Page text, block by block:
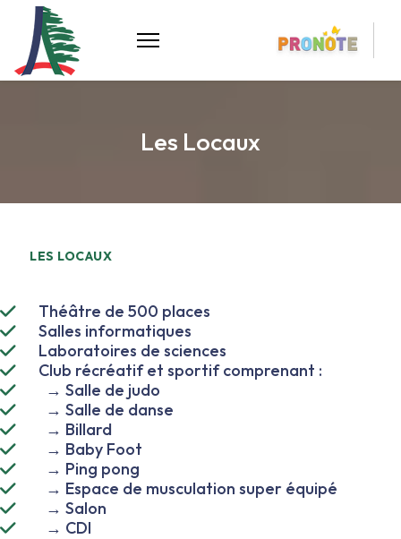
Les Locaux
LES LOCAUX
Théâtre de 500 places
Salles informatiques
Laboratoires de sciences
Club récréatif et sportif comprenant :
→ Salle de judo
→ Salle de danse
→ Billard
→ Baby Foot
→ Ping pong
→ Espace de musculation super équipé
→ Salon
→ CDI